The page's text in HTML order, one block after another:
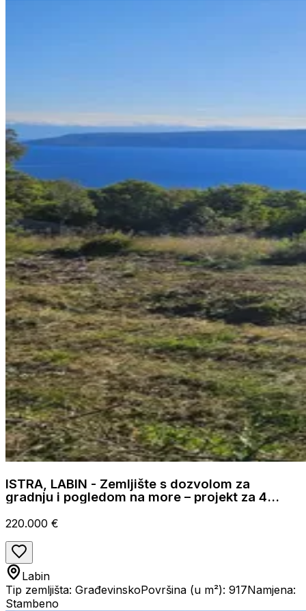
ISTRA, LABIN - Zemljište s dozvolom za
gradnju i pogledom na more – projekt za 4
220.000 €
Labin
Tip zemljišta: GrađevinskoPovršina (u m²): 917Namjena:
Stambeno